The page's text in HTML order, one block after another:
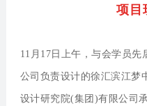
项目
11月17日上午，与会学员
公司负责设计的徐汇滨江梦
设计研究院(集团)有限公司